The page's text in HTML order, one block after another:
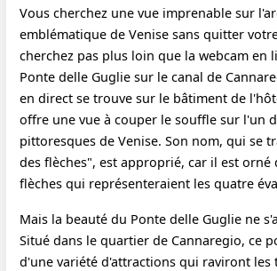
Vous cherchez une vue imprenable sur
emblématique de Venise sans quitter
cherchez pas plus loin que la webcam en
Ponte delle Guglie sur le canal de
en direct se trouve sur le bâtiment de
offre une vue à couper le souffle sur l'un
pittoresques de Venise. Son nom, qui se
des flèches", est approprié, car il est orné
flèches qui représenteraient les quatre
Mais la beauté du Ponte delle Guglie ne
Situé dans le quartier de Cannaregio, ce
d'une variété d'attractions qui raviront les